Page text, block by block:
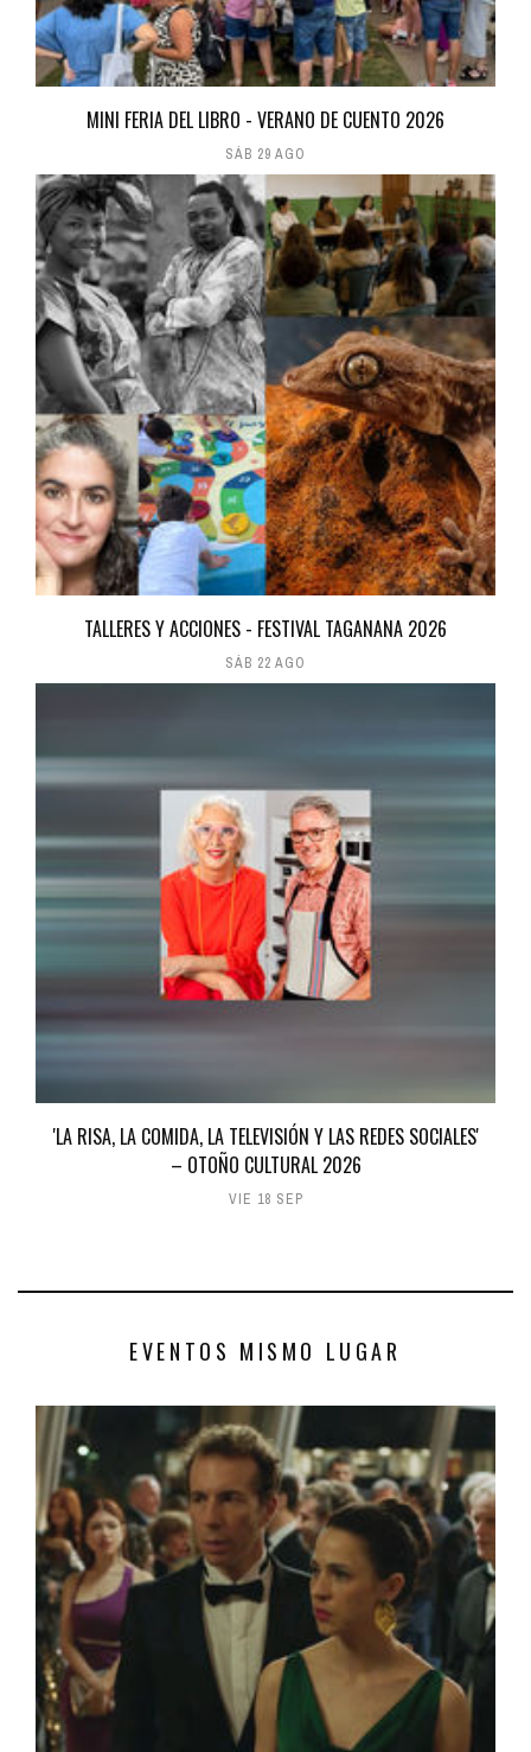
MINI FERIA DEL LIBRO - VERANO DE CUENTO 2026
SÁB 29 AGO
TALLERES Y ACCIONES - FESTIVAL TAGANANA 2026
SÁB 22 AGO
'LA RISA, LA COMIDA, LA TELEVISIÓN Y LAS REDES SOCIALES'
– OTOÑO CULTURAL 2026
VIE 18 SEP
EVENTOS MISMO LUGAR